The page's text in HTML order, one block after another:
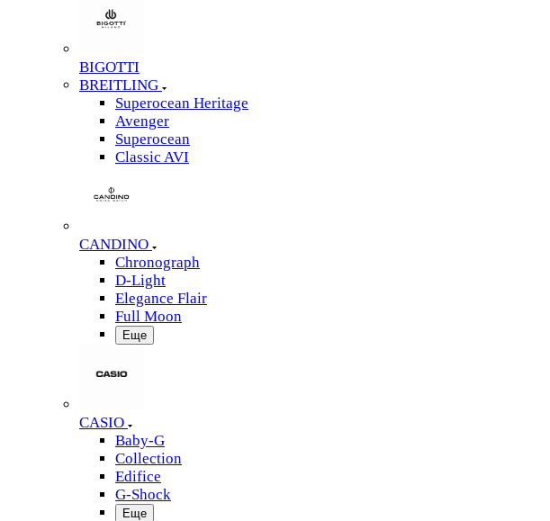
BIGOTTI
BREITLING
Superocean Heritage
Avenger
Superocean
Classic AVI
CANDINO
Chronograph
D-Light
Elegance Flair
Full Moon
Еще
CASIO
Baby-G
Collection
Edifice
G-Shock
Еще